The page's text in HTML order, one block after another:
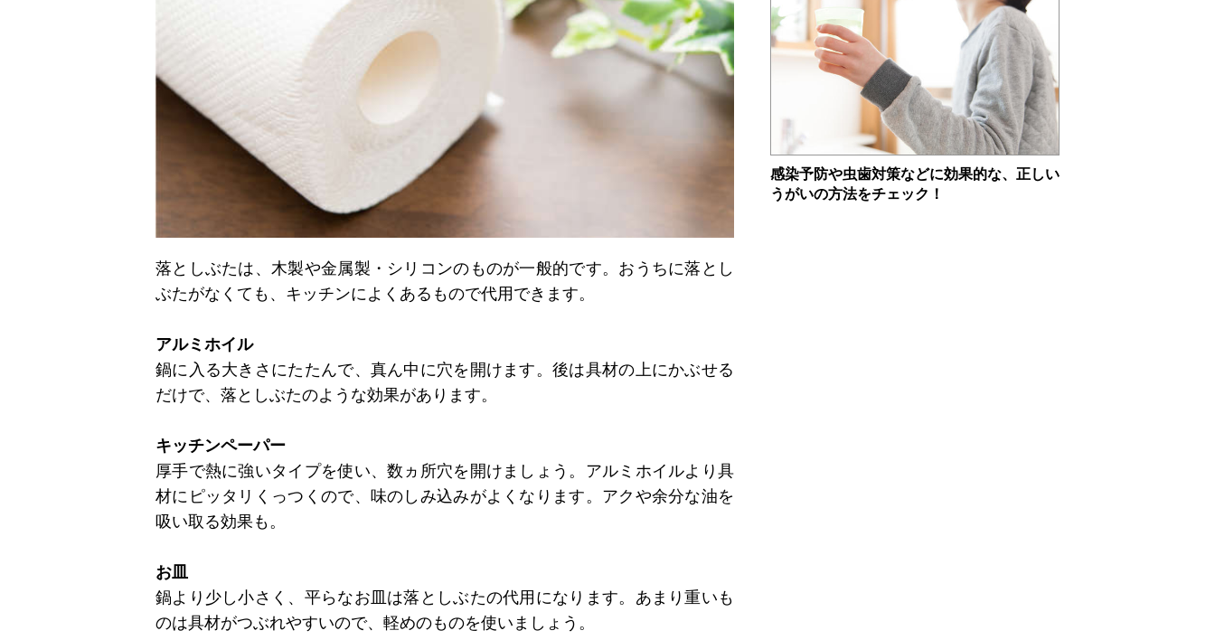
感染予防や虫歯対策などに効果的な、正しい
うがいの方法をチェック！
落としぶたは、木製や金属製・シリコンのものが一般的です。おうちに落とし
ぶたがなくても、キッチンによくあるもので代用できます。
アルミホイル
鍋に入る大きさにたたんで、真ん中に穴を開けます。後は具材の上にかぶせる
だけで、落としぶたのような効果があります。
キッチンペーパー
厚手で熱に強いタイプを使い、数ヵ所穴を開けましょう。アルミホイルより具
材にピッタリくっつくので、味のしみ込みがよくなります。アクや余分な油を
吸い取る効果も。
お皿
鍋より少し小さく、平らなお皿は落としぶたの代用になります。あまり重いも
のは具材がつぶれやすいので、軽めのものを使いましょう。